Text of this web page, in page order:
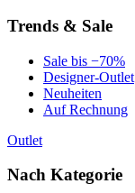
Trends & Sale
Sale bis −70%
Designer-Outlet
Neuheiten
Auf Rechnung
Outlet
Nach Kategorie